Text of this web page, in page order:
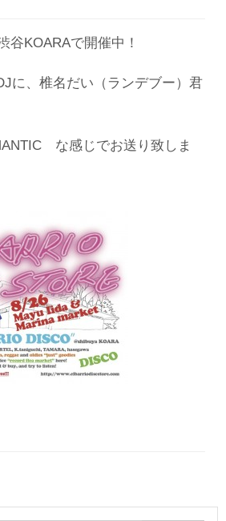
谷KOARAで開催中！
に、椎名だい（ランデブー）君
な感じでお送り致しま